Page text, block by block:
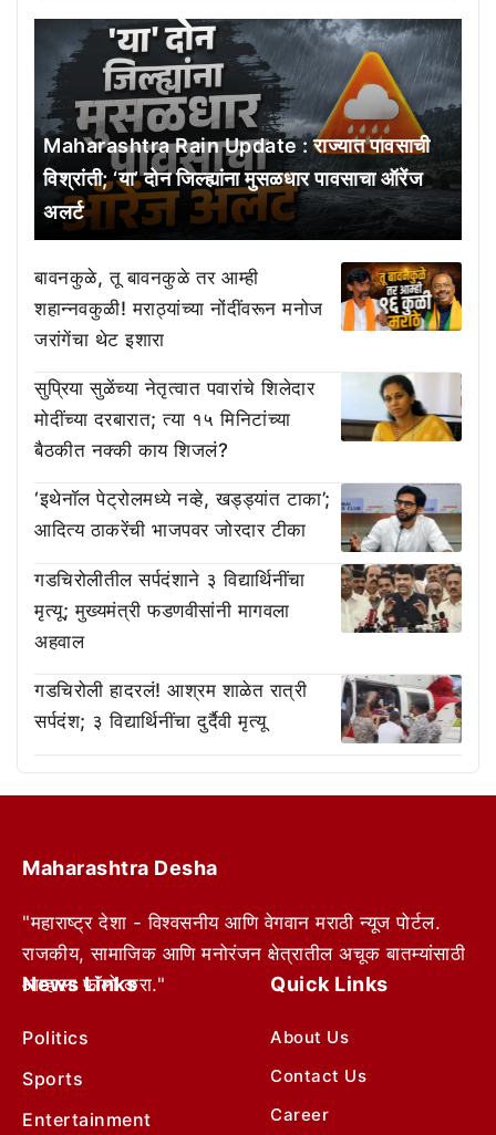
Maharashtra Rain Update : राज्यात पावसाची
विश्रांती; ‘या’ दोन जिल्ह्यांना मुसळधार पावसाचा ऑरेंज
अलर्ट
बावनकुळे, तू बावनकुळे तर आम्ही
शहान्नवकुळी! मराठ्यांच्या नोंदींवरून मनोज
जरांगेंचा थेट इशारा
सुप्रिया सुळेंच्या नेतृत्वात पवारांचे शिलेदार
मोदींच्या दरबारात; त्या १५ मिनिटांच्या
बैठकीत नक्की काय शिजलं?
‘इथेनॉल पेट्रोलमध्ये नव्हे, खड्ड्यांत टाका’;
आदित्य ठाकरेंची भाजपवर जोरदार टीका
गडचिरोलीतील सर्पदंशाने ३ विद्यार्थिनींचा
मृत्यू; मुख्यमंत्री फडणवीसांनी मागवला
अहवाल
गडचिरोली हादरलं! आश्रम शाळेत रात्री
सर्पदंश; ३ विद्यार्थिनींचा दुर्दैवी मृत्यू
Maharashtra Desha
"महाराष्ट्र देशा - विश्वसनीय आणि वेगवान मराठी न्यूज पोर्टल.
राजकीय, सामाजिक आणि मनोरंजन क्षेत्रातील अचूक बातम्यांसाठी
आम्हाला फॉलो करा."
News Links
Politics
Sports
Entertainment
Quick Links
About Us
Contact Us
Career